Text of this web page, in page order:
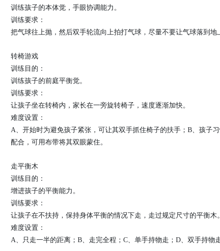
训练孩子的本体觉，手眼协调能力。
训练要求：
把气球往上抛，然后双手轮流向上拍打气球，尽量不要让气球落到地
转椅游戏
训练目的：
训练孩子的前庭平衡觉。
训练要求：
让孩子坐在转椅内，家长在一旁旋转椅子，速度逐渐加快。
难度设置：
A、开始时为避免孩子紧张，可让其双手抓住椅子的扶手；B、孩子
配合，可用布带将其双眼蒙住。
走平衡木
训练目的：
增进孩子的平衡能力。
训练要求：
让孩子在不扶持，保持身体平衡的情况下走，走过规定尺寸的平衡木
难度设置：
A、只走一半的距离；B、走完全程；C、单手持物走；D、双手持物